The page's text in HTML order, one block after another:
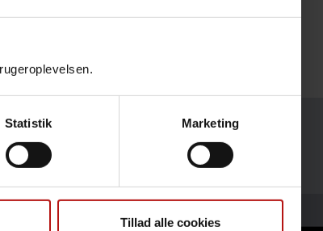
Statistik Marketing
Tillad alle cookies